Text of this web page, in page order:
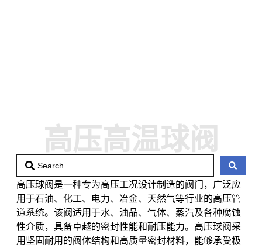
高压高温球阀
高压球阀是一种专为高压工况设计制造的阀门，广泛应
用于石油、化工、电力、冶金、天然气等行业的高压管
道系统。该阀适用于水、油品、气体、蒸汽及各种腐蚀
性介质，具备卓越的密封性能和耐压能力。高压球阀采
用坚固耐用的阀体结构和高质量密封材料，能够承受极